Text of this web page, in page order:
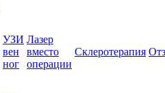
УЗИ
вен
ног
Лазер
вместо
операции
Склеротерапия